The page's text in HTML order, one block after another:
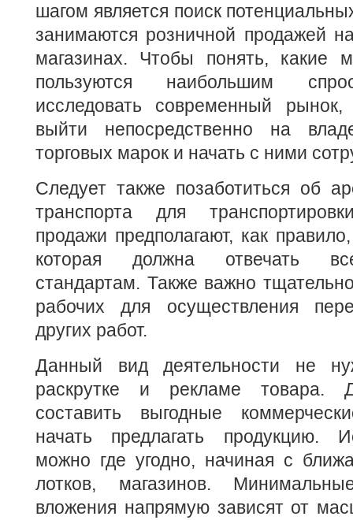
шагом является поиск
занимаются розничной продажей
магазинах. Чтобы понять, какие
пользуются наибольшим
исследовать современный
выйти непосредственно на
торговых марок и начать с ними
Следует также позаботиться об
транспорта для
продажи предполагают, как
которая должна отвечать
стандартам. Также важно
рабочих для осуществления
других работ.
Данный вид деятельности не
раскрутке и рекламе товара.
составить выгодные
начать предлагать продукцию.
можно где угодно, начиная с
лотков, магазинов.
вложения напрямую зависят от